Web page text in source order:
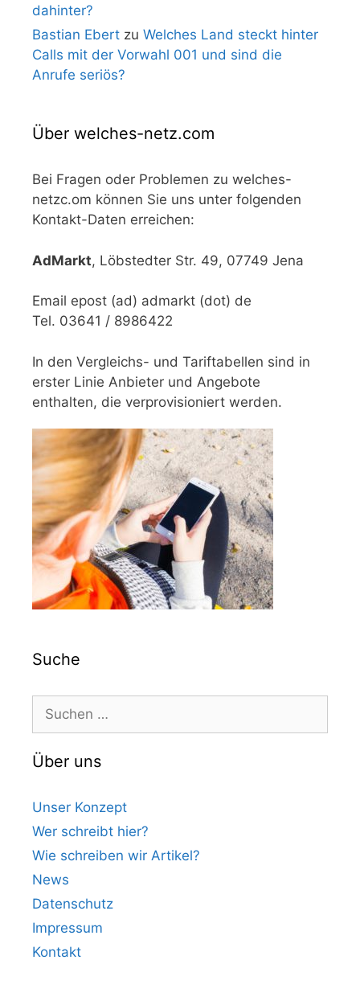
dahinter?
Bastian Ebert zu Welches Land steckt hinter
Calls mit der Vorwahl 001 und sind die
Anrufe seriös?
Über welches-netz.com
Bei Fragen oder Problemen zu welches-
netzc.om können Sie uns unter folgenden
Kontakt-Daten erreichen:
AdMarkt, Löbstedter Str. 49, 07749 Jena
Email epost (ad) admarkt (dot) de
Tel. 03641 / 8986422
In den Vergleichs- und Tariftabellen sind in
erster Linie Anbieter und Angebote
enthalten, die verprovisioniert werden.
Suche
nach:
Über uns
Unser Konzept
Wer schreibt hier?
Wie schreiben wir Artikel?
News
Datenschutz
Impressum
Kontakt